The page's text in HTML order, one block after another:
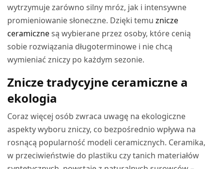
wytrzymuje zarówno silny mróz, jak i intensywne
promieniowanie słoneczne. Dzięki temuznicze
ceramicznesą wybierane przez osoby, które cenią
sobie rozwiązania długoterminowe i nie chcą
wymieniać zniczy po każdym sezonie.
Znicze tradycyjne ceramiczne a
ekologia
Coraz więcej osób zwraca uwagę na ekologiczne
aspekty wyboru zniczy, co bezpośrednio wpływa na
rosnącą popularność modeli ceramicznych. Ceramika,
w przeciwieństwie do plastiku czy tanich materiałów